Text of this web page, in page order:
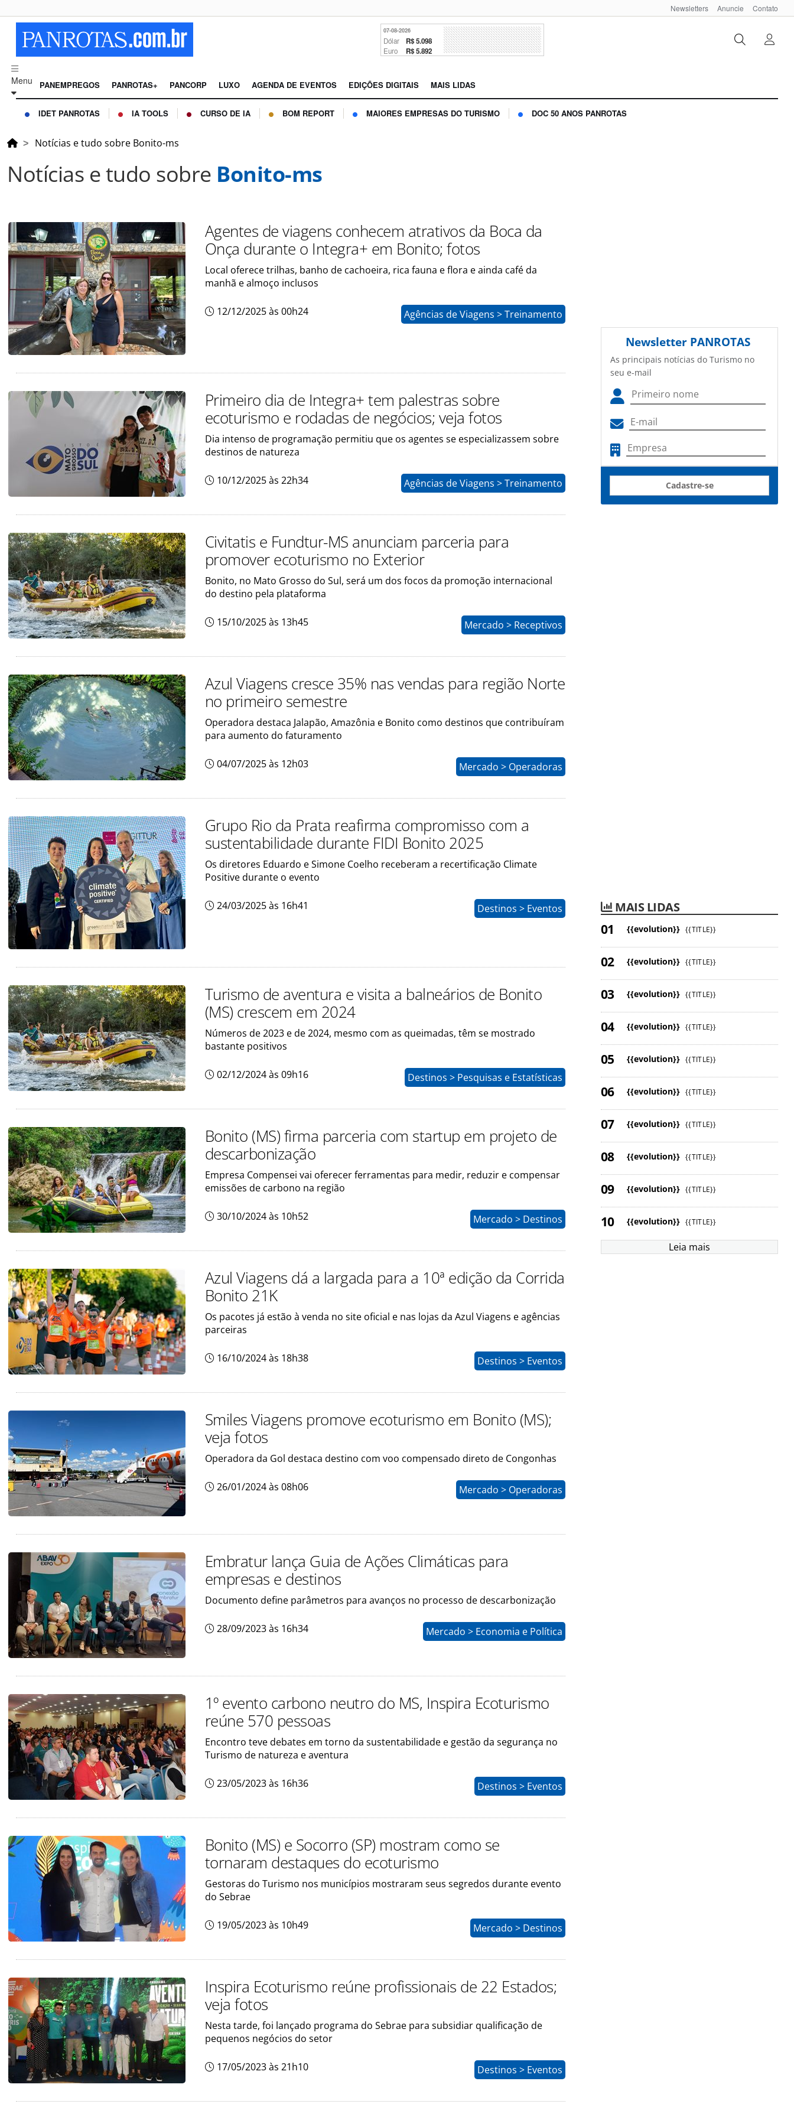
Newsletters Anuncie Contato
07-08-2026
Dólar R$ 5.098
Euro R$ 5.892
Menu PANEMPREGOS PANROTAS+ PANCORP LUXO AGENDA DE EVENTOS EDIÇÕES DIGITAIS MAIS LIDAS
IDET PANROTAS IA TOOLS CURSO DE IA BOM REPORT MAIORES EMPRESAS DO TURISMO DOC 50 ANOS PANROTAS
Notícias e tudo sobre Bonito-ms
Notícias e tudo sobre Bonito-ms
Agentes de viagens conhecem atrativos da Boca da
Onça durante o Integra+ em Bonito; fotos
Local oferece trilhas, banho de cachoeira, rica fauna e flora e ainda café da
manhã e almoço inclusos
12/12/2025 às 00h24 Agências de Viagens > Treinamento
Primeiro dia de Integra+ tem palestras sobre
ecoturismo e rodadas de negócios; veja fotos
Dia intenso de programação permitiu que os agentes se especializassem sobre
destinos de natureza
10/12/2025 às 22h34 Agências de Viagens > Treinamento
Civitatis e Fundtur-MS anunciam parceria para
promover ecoturismo no Exterior
Bonito, no Mato Grosso do Sul, será um dos focos da promoção internacional
do destino pela plataforma
15/10/2025 às 13h45 Mercado > Receptivos
Azul Viagens cresce 35% nas vendas para região Norte
no primeiro semestre
Operadora destaca Jalapão, Amazônia e Bonito como destinos que contribuíram
para aumento do faturamento
04/07/2025 às 12h03 Mercado > Operadoras
Grupo Rio da Prata reafirma compromisso com a
sustentabilidade durante FIDI Bonito 2025
Os diretores Eduardo e Simone Coelho receberam a recertificação Climate
Positive durante o evento
24/03/2025 às 16h41 Destinos > Eventos
Turismo de aventura e visita a balneários de Bonito
(MS) crescem em 2024
Números de 2023 e de 2024, mesmo com as queimadas, têm se mostrado
bastante positivos
02/12/2024 às 09h16 Destinos > Pesquisas e Estatísticas
Bonito (MS) firma parceria com startup em projeto de
descarbonização
Empresa Compensei vai oferecer ferramentas para medir, reduzir e compensar
emissões de carbono na região
30/10/2024 às 10h52 Mercado > Destinos
Azul Viagens dá a largada para a 10ª edição da Corrida
Bonito 21K
Os pacotes já estão à venda no site oficial e nas lojas da Azul Viagens e agências
parceiras
16/10/2024 às 18h38 Destinos > Eventos
Smiles Viagens promove ecoturismo em Bonito (MS);
veja fotos
Operadora da Gol destaca destino com voo compensado direto de Congonhas
26/01/2024 às 08h06 Mercado > Operadoras
Embratur lança Guia de Ações Climáticas para
empresas e destinos
Documento define parâmetros para avanços no processo de descarbonização
28/09/2023 às 16h34 Mercado > Economia e Política
1º evento carbono neutro do MS, Inspira Ecoturismo
reúne 570 pessoas
Encontro teve debates em torno da sustentabilidade e gestão da segurança no
Turismo de natureza e aventura
23/05/2023 às 16h36 Destinos > Eventos
Bonito (MS) e Socorro (SP) mostram como se
tornaram destaques do ecoturismo
Gestoras do Turismo nos municípios mostraram seus segredos durante evento
do Sebrae
19/05/2023 às 10h49 Mercado > Destinos
Inspira Ecoturismo reúne profissionais de 22 Estados;
veja fotos
Nesta tarde, foi lançado programa do Sebrae para subsidiar qualificação de
pequenos negócios do setor
17/05/2023 às 21h10 Destinos > Eventos
Newsletter PANROTAS
As principais notícias do Turismo no
seu e-mail
Cadastre-se
MAIS LIDAS
{{evolution}} {{TITLE}}
{{evolution}} {{TITLE}}
{{evolution}} {{TITLE}}
{{evolution}} {{TITLE}}
{{evolution}} {{TITLE}}
{{evolution}} {{TITLE}}
{{evolution}} {{TITLE}}
{{evolution}} {{TITLE}}
{{evolution}} {{TITLE}}
{{evolution}} {{TITLE}}
Leia mais